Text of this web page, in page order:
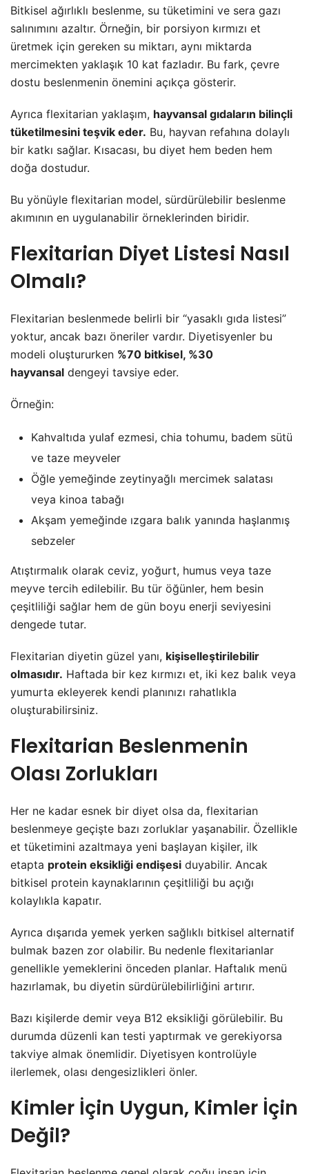
Bitkisel ağırlıklı beslenme, su tüketimini ve sera gazı
salınımını azaltır. Örneğin, bir porsiyon kırmızı et
üretmek için gereken su miktarı, aynı miktarda
mercimekten yaklaşık 10 kat fazladır. Bu fark, çevre
dostu beslenmenin önemini açıkça gösterir.
Ayrıca flexitarian yaklaşım, hayvansal gıdaların bilinçli
tüketilmesini teşvik eder. Bu, hayvan refahına dolaylı
bir katkı sağlar. Kısacası, bu diyet hem beden hem
doğa dostudur.
Bu yönüyle flexitarian model, sürdürülebilir beslenme
akımının en uygulanabilir örneklerinden biridir.
Flexitarian Diyet Listesi Nasıl
Olmalı?
Flexitarian beslenmede belirli bir “yasaklı gıda listesi”
yoktur, ancak bazı öneriler vardır. Diyetisyenler bu
modeli oluştururken %70 bitkisel, %30
hayvansal dengeyi tavsiye eder.
Örneğin:
Kahvaltıda yulaf ezmesi, chia tohumu, badem sütü
ve taze meyveler
Öğle yemeğinde zeytinyağlı mercimek salatası
veya kinoa tabağı
Akşam yemeğinde ızgara balık yanında haşlanmış
sebzeler
Atıştırmalık olarak ceviz, yoğurt, humus veya taze
meyve tercih edilebilir. Bu tür öğünler, hem besin
çeşitliliği sağlar hem de gün boyu enerji seviyesini
dengede tutar.
Flexitarian diyetin güzel yanı, kişiselleştirilebilir
olmasıdır. Haftada bir kez kırmızı et, iki kez balık veya
yumurta ekleyerek kendi planınızı rahatlıkla
oluşturabilirsiniz.
Flexitarian Beslenmenin
Olası Zorlukları
Her ne kadar esnek bir diyet olsa da, flexitarian
beslenmeye geçişte bazı zorluklar yaşanabilir. Özellikle
et tüketimini azaltmaya yeni başlayan kişiler, ilk
etapta protein eksikliği endişesi duyabilir. Ancak
bitkisel protein kaynaklarının çeşitliliği bu açığı
kolaylıkla kapatır.
Ayrıca dışarıda yemek yerken sağlıklı bitkisel alternatif
bulmak bazen zor olabilir. Bu nedenle flexitarianlar
genellikle yemeklerini önceden planlar. Haftalık menü
hazırlamak, bu diyetin sürdürülebilirliğini artırır.
Bazı kişilerde demir veya B12 eksikliği görülebilir. Bu
durumda düzenli kan testi yaptırmak ve gerekiyorsa
takviye almak önemlidir. Diyetisyen kontrolüyle
ilerlemek, olası dengesizlikleri önler.
Kimler İçin Uygun, Kimler İçin
Değil?